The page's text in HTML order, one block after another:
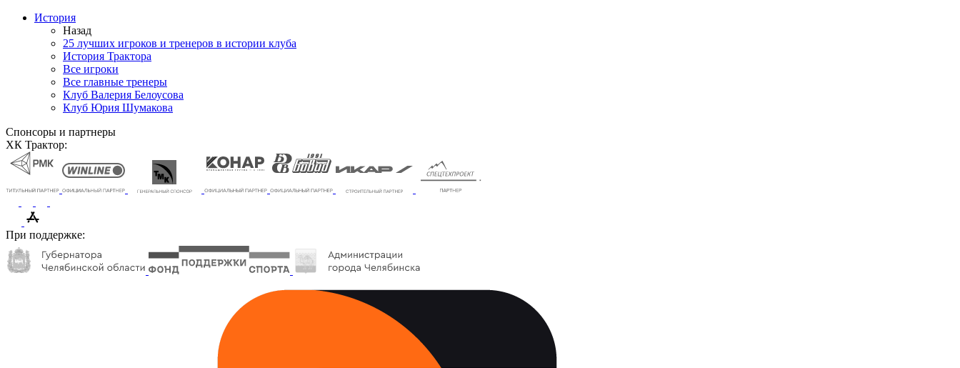
История
Назад
25 лучших игроков и тренеров в истории клуба
История Трактора
Все игроки
Все главные тренеры
Клуб Валерия Белоусова
Клуб Юрия Шумакова
Спонсоры и партнеры
ХК Трактор:
При поддержке: